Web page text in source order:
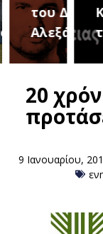
του Δήμου
20
9 Ιανουαρίου,